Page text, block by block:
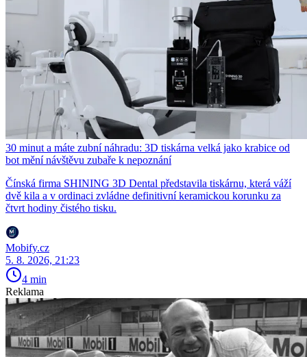
30 minut a máte zubní náhradu: 3D tiskárna velká jako krabice od
bot mění návštěvu zubaře k nepoznání
Čínská firma SHINING 3D Dental představila tiskárnu, která váží
dvě kila a v ordinaci zvládne definitivní keramickou korunku za
čtvrt hodiny čistého tisku.
Mobify.cz
5. 8. 2026, 21:23
4 min
Reklama